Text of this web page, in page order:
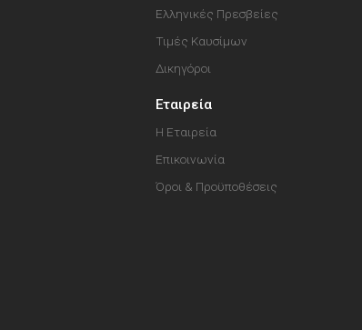
Ελληνικές Πρεσβείες
Τιμές Καυσίμων
Δικηγόροι
Εταιρεία
Η Εταιρεία
Επικοινωνία
Όροι & Προϋποθέσεις